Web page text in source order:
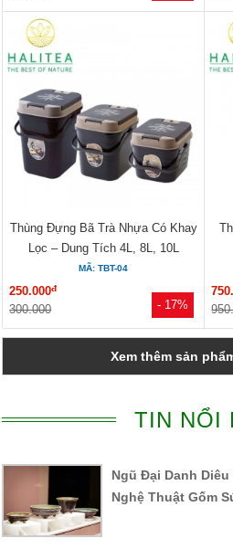
- 17%
Thùng Đựng Bã Trà Nhựa Có Khay
Lọc – Dung Tích 4L, 8L, 10L
MÃ: TBT-04
250.000đ
300.000
Xem thêm sản
TIN NỔI
Ngũ Đại Danh
Nghệ Thuật Gốm